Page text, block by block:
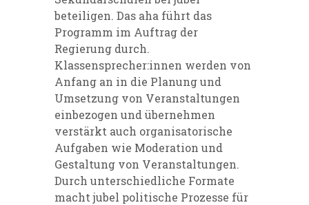
beteiligen. Das aha führt das
Programm im Auftrag der
Regierung durch.
Klassensprecher:innen werden von
Anfang an in die Planung und
Umsetzung von Veranstaltungen
einbezogen und übernehmen
verstärkt auch organisatorische
Aufgaben wie Moderation und
Gestaltung von Veranstaltungen.
Durch unterschiedliche Formate
macht jubel politische Prozesse für